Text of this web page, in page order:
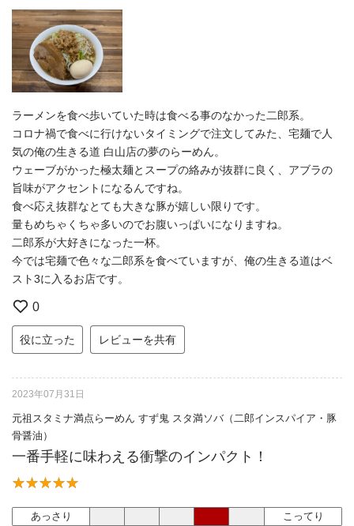
ラーメンを食べ歩いていた時は食べる事のなかった二郎系。
コロナ禍で食べに行けないタイミングで注文してみた、宅麺で人
気の俺の生きる道 白山店の夢のらーめん。
ウェーブがかった極太麺とスープの絡みが抜群に良く、アブラの
旨味がアクセントになるんですね。
食べ応え抜群なとても大きな豚が嬉しい限りです。
量もめちゃくちゃ多いのでお腹いっぱいになりますね。
二郎系が大好きになった一杯。
今では宅麺で色々な二郎系を食べていますが、俺の生きる道はベ
スト3に入るお店です。
0
役に立った レビューを共有
2023年07月31日
元祖スタミナ満点らーめん すず鬼 スタ満ソバ（二郎インスパイア・豚
骨醤油）
一番手軽に味わえる衝撃のインパクト！
あっさり こってり